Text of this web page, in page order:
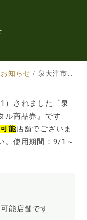
知らせ 泉大津市民限定！プレミアム付デジタル商品券について
されました『泉
ル商品券』です
能店舗でございま
。使用期間：9/1～
能店舗です